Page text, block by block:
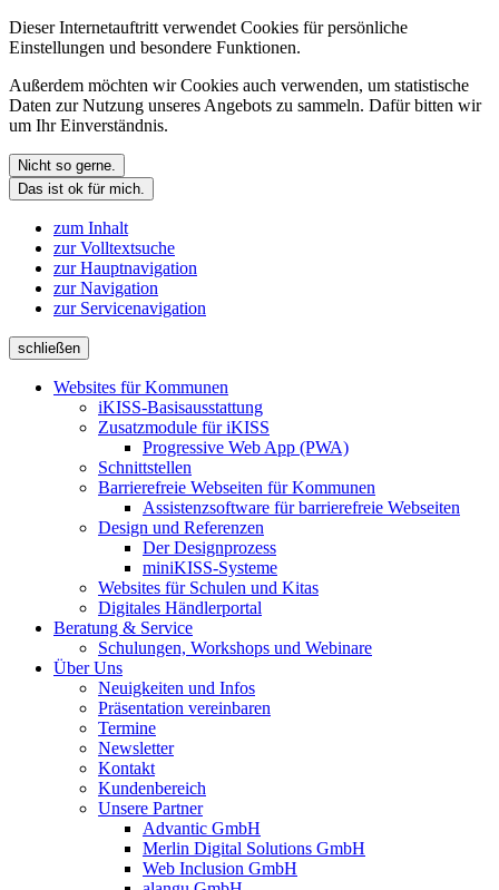
Dieser Internetauftritt verwendet Cookies für persönliche
Einstellungen und besondere Funktionen.
Außerdem möchten wir Cookies auch verwenden, um statistische
Daten zur Nutzung unseres Angebots zu sammeln. Dafür bitten wir
um Ihr Einverständnis.
Nicht so gerne.
Das ist ok für mich.
zum Inhalt
zur Volltextsuche
zur Hauptnavigation
zur Navigation
zur Servicenavigation
schließen
Websites für Kommunen
iKISS-Basisausstattung
Zusatzmodule für iKISS
Progressive Web App (PWA)
Schnittstellen
Barrierefreie Webseiten für Kommunen
Assistenzsoftware für barrierefreie Webseiten
Design und Referenzen
Der Designprozess
miniKISS-Systeme
Websites für Schulen und Kitas
Digitales Händlerportal
Beratung & Service
Schulungen, Workshops und Webinare
Über Uns
Neuigkeiten und Infos
Präsentation vereinbaren
Termine
Newsletter
Kontakt
Kundenbereich
Unsere Partner
Advantic GmbH
Merlin Digital Solutions GmbH
Web Inclusion GmbH